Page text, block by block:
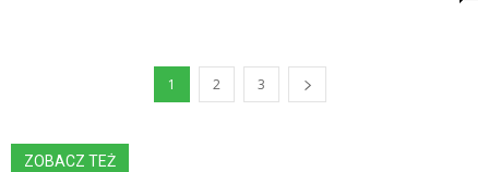
1 2 3
ZOBACZ TEŻ